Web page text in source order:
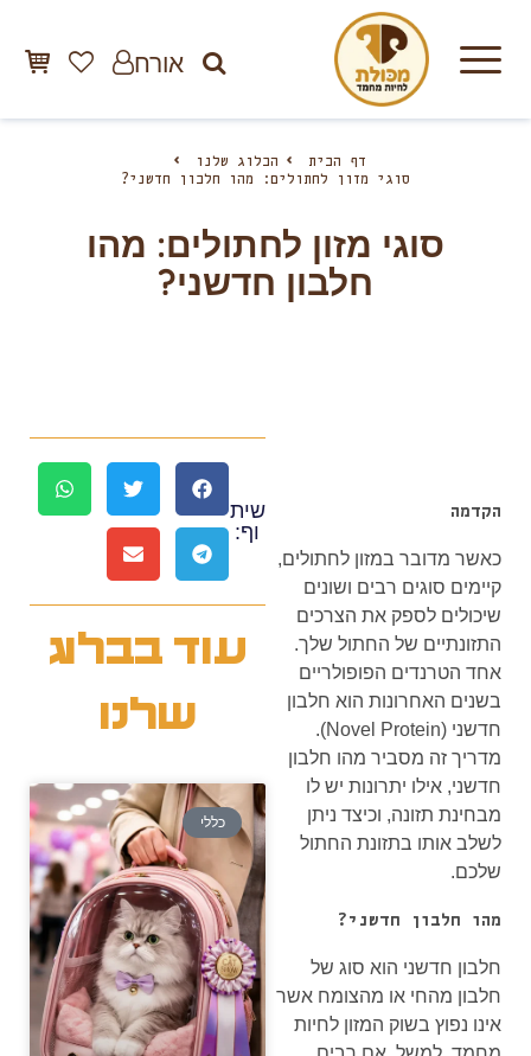
אורח
דף הבית
הבלוג שלנו
סוגי מזון לחתולים: מהו חלבון חדשני?
סוגי מזון לחתולים: מהו
חלבון חדשני?
הקדמה
כאשר מדובר במזון לחתולים,
קיימים סוגים רבים ושונים
שיכולים לספק את הצרכים
התזונתיים של החתול שלך.
אחד הטרנדים הפופולריים
בשנים האחרונות הוא חלבון
חדשני (Novel Protein).
מדריך זה מסביר מהו חלבון
חדשני, אילו יתרונות יש לו
מבחינת תזונה, וכיצד ניתן
לשלב אותו בתזונת החתול
שלכם.
מהו חלבון חדשני?
חלבון חדשני הוא סוג של
חלבון מהחי או מהצומח אשר
אינו נפוץ בשוק המזון לחיות
שית
וף:
עוד בבלוג
שלנו
כללי